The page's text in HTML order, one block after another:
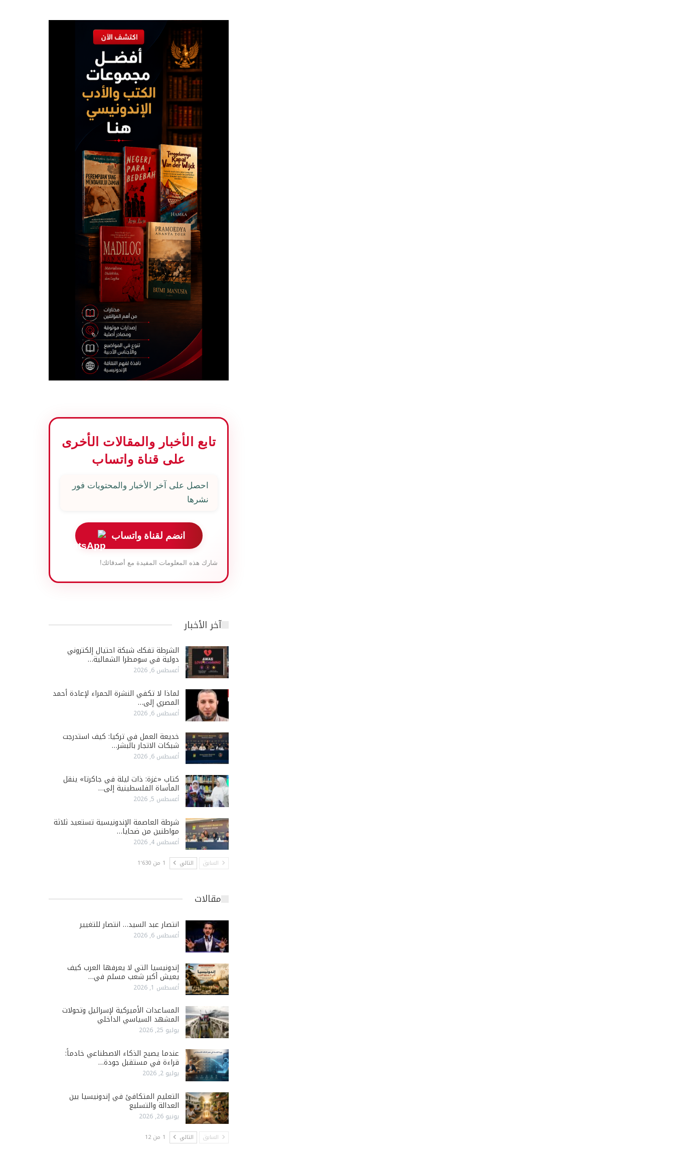
تابع الأخبار والمقالات الأخرى
على قناة واتساب
احصل على آخر الأخبار والمحتويات فور
نشرها
انضم لقناة واتساب
شارك هذه المعلومات المفيدة مع أصدقائك!
آخر الأخبار
الشرطة تفكك شبكة احتيال إلكتروني
دولية في سومطرا الشمالية…
أغسطس 6, 2026
لماذا لا تكفي النشرة الحمراء لإعادة أحمد
المصري إلى…
أغسطس 6, 2026
خديعة العمل في تركيا: كيف استدرجت
شبكات الاتجار بالبشر…
أغسطس 6, 2026
كتاب «غزة: ذات ليلة في جاكرتا» ينقل
المأساة الفلسطينية إلى…
أغسطس 5, 2026
شرطة العاصمة الإندونيسية تستعيد ثلاثة
مواطنين من ضحايا…
أغسطس 4, 2026
السابق التالي 1 من 1٬630
مقالات
انتصار عبد السيد… انتصار للتغيير
أغسطس 6, 2026
إندونيسيا التي لا يعرفها العرب كيف
يعيش أكبر شعب مسلم في…
أغسطس 1, 2026
المساعدات الأميركية لإسرائيل وتحولات
المشهد السياسي الداخلي
يوليو 25, 2026
عندما يصبح الذكاء الاصطناعي خادماً:
قراءة في مستقبل جودة…
يوليو 2, 2026
التعليم المتكافئ في إندونيسيا بين
العدالة والتسليع
يونيو 26, 2026
السابق التالي 1 من 12